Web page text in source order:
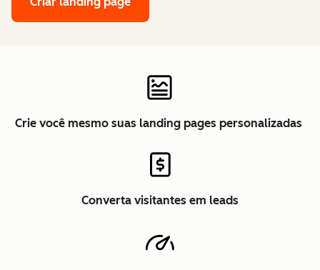
Crie você mesmo suas landing pages personalizadas
Converta visitantes em leads